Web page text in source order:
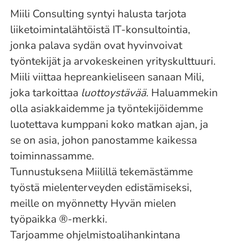
Miili Consulting syntyi halusta tarjota
liiketoimintalähtöistä IT-konsultointia,
jonka palava sydän ovat hyvinvoivat
työntekijät ja arvokeskeinen yrityskulttuuri.
Miili viittaa hepreankieliseen sanaan Mili,
joka tarkoittaa luottoystävää. Haluammekin
olla asiakkaidemme ja työntekijöidemme
luotettava kumppani koko matkan ajan, ja
se on asia, johon panostamme kaikessa
toiminnassamme.
Tunnustuksena Miilillä tekemästämme
työstä mielenterveyden edistämiseksi,
meille on myönnetty Hyvän mielen
työpaikka ®-merkki.
Tarjoamme ohjelmistoalihankintana